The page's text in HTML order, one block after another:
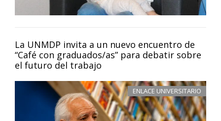
La UNMDP invita a un nuevo encuentro de
“Café con graduados/as” para debatir sobre
el futuro del trabajo
ENLACE UNIVERSITARIO